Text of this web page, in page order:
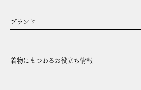
ブランド
着物にまつわるお役立ち情報